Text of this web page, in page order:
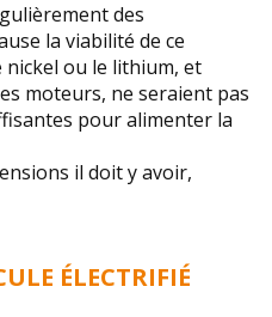
des
la viabilité de ce
nickel ou le lithium, et
moteurs, ne seraient pas
pour alimenter la
il doit y avoir,
ÉLECTRIFIÉ